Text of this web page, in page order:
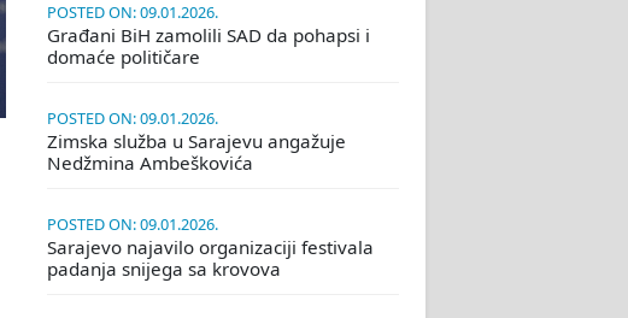
POSTED ON: 09.01.2026.
Građani BiH zamolili SAD da pohapsi i
domaće političare
POSTED ON: 09.01.2026.
Zimska služba u Sarajevu angažuje
Nedžmina Ambeškovića
POSTED ON: 09.01.2026.
Sarajevo najavilo organizaciji festivala
padanja snijega sa krovova